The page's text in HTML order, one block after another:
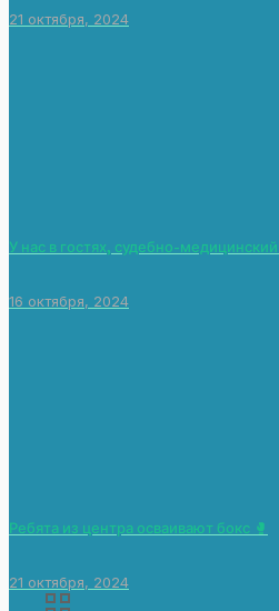
21 октября, 2024
У нас в гостях, судебно-
16 октября, 2024
Ребята из центра осваивают бокс 🥊
21 октября, 2024